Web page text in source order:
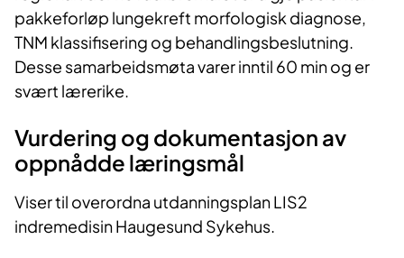
pakkeforløp lungekreft morfologisk diagnose,
TNM klassifisering og behandlingsbeslutning.
Desse samarbeidsmøta varer inntil 60 min og er
svært lærerike.
Vurdering og dokumentasjon av
oppnådde læringsmål
Viser til overordna utdanningsplan LIS2
indremedisin Haugesund Sykehus.